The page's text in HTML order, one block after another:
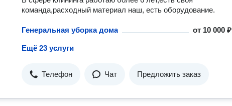
команда,расходный материал наш, есть оборудование.
Генеральная уборка дома от 10 000 ₽
Ещё 23 услуги
Телефон Чат Предложить заказ